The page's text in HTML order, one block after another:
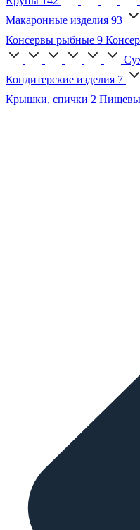
Макаронные изделия 93
Консервы рыбные 9
Кондитерские изделия 7
Крышки, спички 2